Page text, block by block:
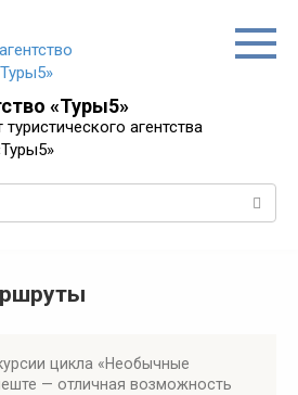
«Туры5»
агентства
цикла «Необычные
— отличная возможность